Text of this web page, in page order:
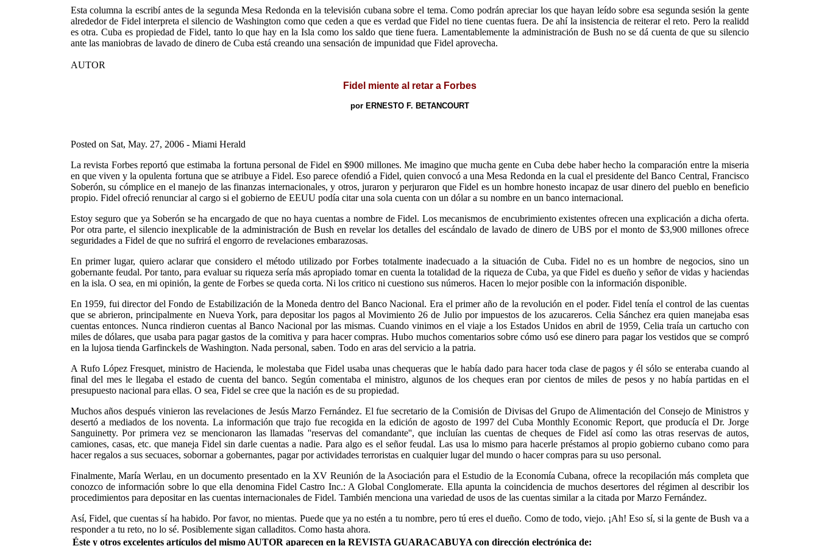
Esta columna la escribí antes de la segunda Mesa Redonda en la televisión cubana sobre el tema. Como podrán apreciar los que hayan leído sobre esa segunda sesión la gente
alrededor de Fidel interpreta el silencio de Washington como que ceden a que es verdad que Fidel no tiene cuentas fuera. De ahí la insistencia de reiterar el reto. Pero la realidd
es otra. Cuba es propiedad de Fidel, tanto lo que hay en la Isla como los saldo que tiene fuera. Lamentablemente la administración de Bush no se dá cuenta de que su silencio
ante las maniobras de lavado de dinero de Cuba está creando una sensación de impunidad que Fidel aprovecha.
AUTOR
Fidel miente al retar a Forbes
por ERNESTO F. BETANCOURT
Posted on Sat, May. 27, 2006 - Miami Herald
La revista Forbes reportó que estimaba la fortuna personal de Fidel en $900 millones. Me imagino que mucha gente en Cuba debe haber hecho la comparación entre la miseria
en que viven y la opulenta fortuna que se atribuye a Fidel. Eso parece ofendió a Fidel, quien convocó a una Mesa Redonda en la cual el presidente del Banco Central, Francisco
Soberón, su cómplice en el manejo de las finanzas internacionales, y otros, juraron y perjuraron que Fidel es un hombre honesto incapaz de usar dinero del pueblo en beneficio
propio. Fidel ofreció renunciar al cargo si el gobierno de EEUU podía citar una sola cuenta con un dólar a su nombre en un banco internacional.
Estoy seguro que ya Soberón se ha encargado de que no haya cuentas a nombre de Fidel. Los mecanismos de encubrimiento existentes ofrecen una explicación a dicha oferta.
Por otra parte, el silencio inexplicable de la administración de Bush en revelar los detalles del escándalo de lavado de dinero de UBS por el monto de $3,900 millones ofrece
seguridades a Fidel de que no sufrirá el engorro de revelaciones embarazosas.
En primer lugar, quiero aclarar que considero el método utilizado por Forbes totalmente inadecuado a la situación de Cuba. Fidel no es un hombre de negocios, sino un
gobernante feudal. Por tanto, para evaluar su riqueza sería más apropiado tomar en cuenta la totalidad de la riqueza de Cuba, ya que Fidel es dueño y señor de vidas y haciendas
en la isla. O sea, en mi opinión, la gente de Forbes se queda corta. Ni los critico ni cuestiono sus números. Hacen lo mejor posible con la información disponible.
En 1959, fui director del Fondo de Estabilización de la Moneda dentro del Banco Nacional. Era el primer año de la revolución en el poder. Fidel tenía el control de las cuentas
que se abrieron, principalmente en Nueva York, para depositar los pagos al Movimiento 26 de Julio por impuestos de los azucareros. Celia Sánchez era quien manejaba esas
cuentas entonces. Nunca rindieron cuentas al Banco Nacional por las mismas. Cuando vinimos en el viaje a los Estados Unidos en abril de 1959, Celia traía un cartucho con
miles de dólares, que usaba para pagar gastos de la comitiva y para hacer compras. Hubo muchos comentarios sobre cómo usó ese dinero para pagar los vestidos que se compró
en la lujosa tienda Garfinckels de Washington. Nada personal, saben. Todo en aras del servicio a la patria.
A Rufo López Fresquet, ministro de Hacienda, le molestaba que Fidel usaba unas chequeras que le había dado para hacer toda clase de pagos y él sólo se enteraba cuando al
final del mes le llegaba el estado de cuenta del banco. Según comentaba el ministro, algunos de los cheques eran por cientos de miles de pesos y no había partidas en el
presupuesto nacional para ellas. O sea, Fidel se cree que la nación es de su propiedad.
Muchos años después vinieron las revelaciones de Jesús Marzo Fernández. El fue secretario de la Comisión de Divisas del Grupo de Alimentación del Consejo de Ministros y
desertó a mediados de los noventa. La información que trajo fue recogida en la edición de agosto de 1997 del Cuba Monthly Economic Report, que producía el Dr. Jorge
Sanguinetty. Por primera vez se mencionaron las llamadas ''reservas del comandante'', que incluían las cuentas de cheques de Fidel así como las otras reservas de autos,
camiones, casas, etc. que maneja Fidel sin darle cuentas a nadie. Para algo es el señor feudal. Las usa lo mismo para hacerle préstamos al propio gobierno cubano como para
hacer regalos a sus secuaces, sobornar a gobernantes, pagar por actividades terroristas en cualquier lugar del mundo o hacer compras para su uso personal.
Finalmente, María Werlau, en un documento presentado en la XV Reunión de la Asociación para el Estudio de la Economía Cubana, ofrece la recopilación más completa que
conozco de información sobre lo que ella denomina Fidel Castro Inc.: A Global Conglomerate. Ella apunta la coincidencia de muchos desertores del régimen al describir los
procedimientos para depositar en las cuentas internacionales de Fidel. También menciona una variedad de usos de las cuentas similar a la citada por Marzo Fernández.
Así, Fidel, que cuentas sí ha habido. Por favor, no mientas. Puede que ya no estén a tu nombre, pero tú eres el dueño. Como de todo, viejo. ¡Ah! Eso sí, si la gente de Bush va a
responder a tu reto, no lo sé. Posiblemente sigan calladitos. Como hasta ahora.
Éste y otros excelentes artículos del mismo AUTOR aparecen en la REVISTA GUARACABUYA con dirección electrónica de: